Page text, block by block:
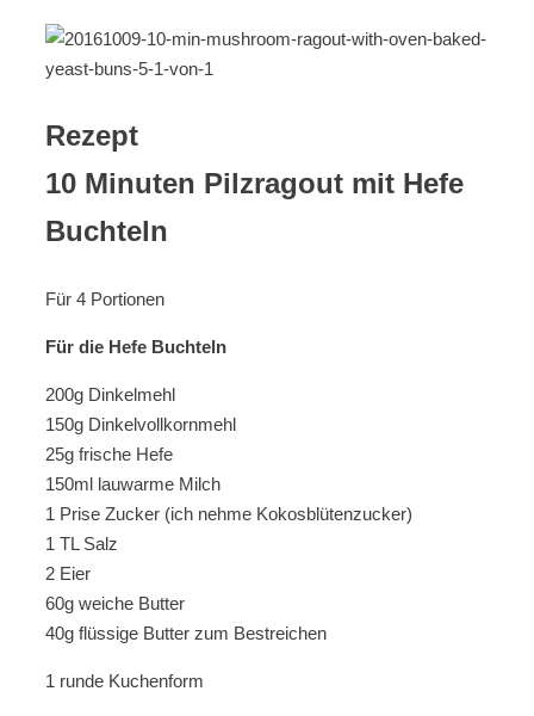
Rezept
10 Minuten Pilzragout mit Hefe
Buchteln
Für 4 Portionen
Für die Hefe Buchteln
200g Dinkelmehl
150g Dinkelvollkornmehl
25g frische Hefe
150ml lauwarme Milch
1 Prise Zucker (ich nehme Kokosblütenzucker)
1 TL Salz
2 Eier
60g weiche Butter
40g flüssige Butter zum Bestreichen
1 runde Kuchenform